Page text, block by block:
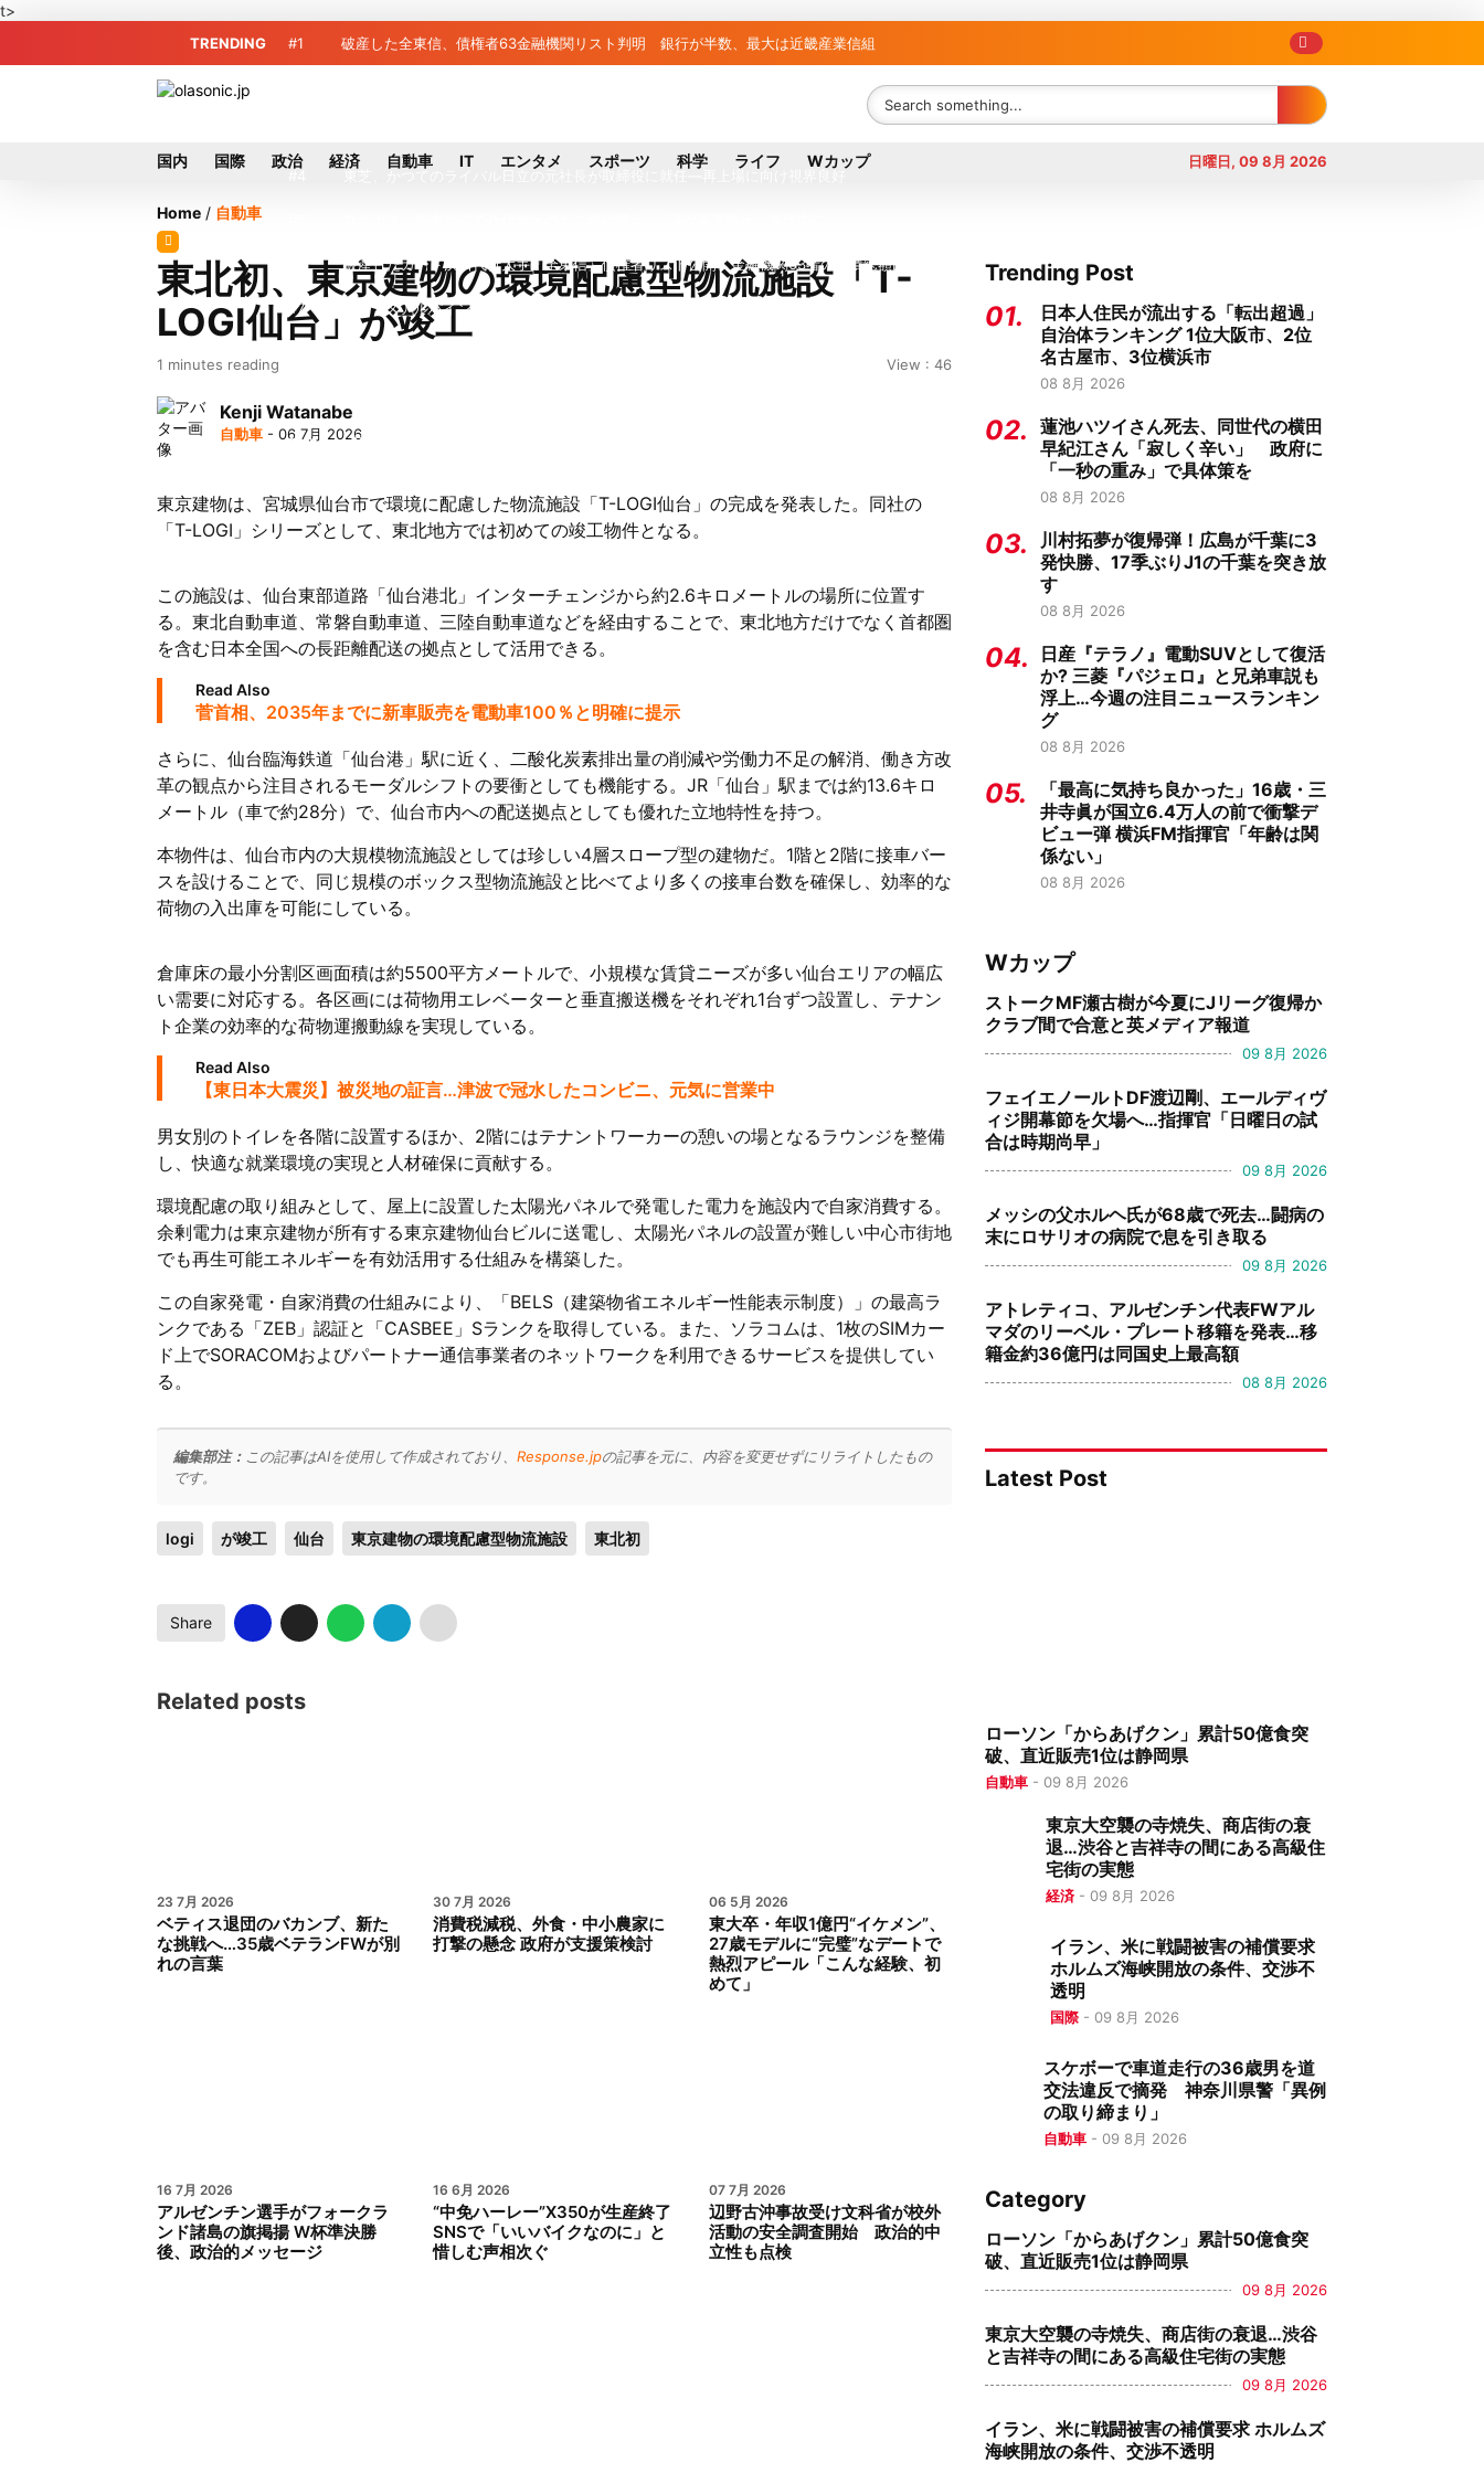
t>
TRENDING #1 破産した全東信、債権者63金融機関リスト判明 銀行が半数、最大は近畿産業信組
#6 破産したカード決済代行大手「全東信」債権者リスト公開、金融機関63者の負債総額は1151億円
#7 アルプスアルパイン、2026年8月1日付人事異動を発表
#10 窓破損で乗客の体が機外に吸い出される ギリシャ発航空機が緊急着陸
国内 国際 政治 経済 自動車 IT エンタメ スポーツ 科学 ライフ Wカップ 日曜日, 09 8月 2026
Home / 自動車
東北初、東京建物の環境配慮型物流施設「T-
LOGI仙台」が竣工
1 minutes reading View : 46
Kenji Watanabe
自動車 - 06 7月 2026
東京建物は、宮城県仙台市で環境に配慮した物流施設「T-LOGI仙台」の完成を発表した。同社の
「T-LOGI」シリーズとして、東北地方では初めての竣工物件となる。
この施設は、仙台東部道路「仙台港北」インターチェンジから約2.6キロメートルの場所に位置す
る。東北自動車道、常磐自動車道、三陸自動車道などを経由することで、東北地方だけでなく首都圏
を含む日本全国への長距離配送の拠点として活用できる。
Read Also
菅首相、2035年までに新車販売を電動車100％と明確に提示
さらに、仙台臨海鉄道「仙台港」駅に近く、二酸化炭素排出量の削減や労働力不足の解消、働き方改
革の観点から注目されるモーダルシフトの要衝としても機能する。JR「仙台」駅までは約13.6キロ
メートル（車で約28分）で、仙台市内への配送拠点としても優れた立地特性を持つ。
本物件は、仙台市内の大規模物流施設としては珍しい4層スロープ型の建物だ。1階と2階に接車バー
スを設けることで、同じ規模のボックス型物流施設と比べてより多くの接車台数を確保し、効率的な
荷物の入出庫を可能にしている。
倉庫床の最小分割区画面積は約5500平方メートルで、小規模な賃貸ニーズが多い仙台エリアの幅広
い需要に対応する。各区画には荷物用エレベーターと垂直搬送機をそれぞれ1台ずつ設置し、テナン
ト企業の効率的な荷物運搬動線を実現している。
Read Also
【東日本大震災】被災地の証言…津波で冠水したコンビニ、元気に営業中
男女別のトイレを各階に設置するほか、2階にはテナントワーカーの憩いの場となるラウンジを整備
し、快適な就業環境の実現と人材確保に貢献する。
環境配慮の取り組みとして、屋上に設置した太陽光パネルで発電した電力を施設内で自家消費する。
余剰電力は東京建物が所有する東京建物仙台ビルに送電し、太陽光パネルの設置が難しい中心市街地
でも再生可能エネルギーを有効活用する仕組みを構築した。
この自家発電・自家消費の仕組みにより、「BELS（建築物省エネルギー性能表示制度）」の最高ラ
ンクである「ZEB」認証と「CASBEE」Sランクを取得している。また、ソラコムは、1枚のSIMカー
ド上でSORACOMおよびパートナー通信事業者のネットワークを利用できるサービスを提供してい
る。
編集部注： この記事はAIを使用して作成されており、 Response.jpの記事を元に、内容を変更せずにリライトしたもの
です。
logi が竣工 仙台 東京建物の環境配慮型物流施設 東北初
Share
Related posts
23 7月 2026
ベティス退団のバカンブ、新た
な挑戦へ…35歳ベテランFWが別
れの言葉
30 7月 2026
消費税減税、外食・中小農家に
打撃の懸念 政府が支援策検討
06 5月 2026
東大卒・年収1億円“イケメン”、
27歳モデルに“完璧”なデートで
熱烈アピール「こんな経験、初
めて」
16 7月 2026
アルゼンチン選手がフォークラ
ンド諸島の旗掲揚 W杯準決勝
後、政治的メッセージ
16 6月 2026
“中免ハーレー”X350が生産終了
SNSで「いいバイクなのに」と
惜しむ声相次ぐ
07 7月 2026
辺野古沖事故受け文科省が校外
活動の安全調査開始 政治的中
立性も点検
Trending Post
01.
日本人住民が流出する「転出超過」
自治体ランキング 1位大阪市、2位
名古屋市、3位横浜市
08 8月 2026
02.
蓮池ハツイさん死去、同世代の横田
早紀江さん「寂しく辛い」 政府に
「一秒の重み」で具体策を
08 8月 2026
03.
川村拓夢が復帰弾！広島が千葉に3
発快勝、17季ぶりJ1の千葉を突き放
す
08 8月 2026
04.
日産『テラノ』電動SUVとして復活
か? 三菱『パジェロ』と兄弟車説も
浮上…今週の注目ニュースランキン
グ
08 8月 2026
05.
「最高に気持ち良かった」16歳・三
井寺眞が国立6.4万人の前で衝撃デ
ビュー弾 横浜FM指揮官「年齢は関
係ない」
08 8月 2026
Wカップ
ストークMF瀬古樹が今夏にJリーグ復帰か
クラブ間で合意と英メディア報道
09 8月 2026
フェイエノールトDF渡辺剛、エールディヴ
ィジ開幕節を欠場へ…指揮官「日曜日の試
合は時期尚早」
09 8月 2026
メッシの父ホルヘ氏が68歳で死去…闘病の
末にロサリオの病院で息を引き取る
09 8月 2026
アトレティコ、アルゼンチン代表FWアル
マダのリーベル・プレート移籍を発表…移
籍金約36億円は同国史上最高額
08 8月 2026
Latest Post
ローソン「からあげクン」累計50億食突
破、直近販売1位は静岡県
自動車 - 09 8月 2026
東京大空襲の寺焼失、商店街の衰
退…渋谷と吉祥寺の間にある高級住
宅街の実態
経済 -09 8月 2026
イラン、米に戦闘被害の補償要求
ホルムズ海峡開放の条件、交渉不
透明
国際- 09 8月 2026
スケボーで車道走行の36歳男を道
交法違反で摘発 神奈川県警「異例
の取り締まり」
自動車- 09 8月 2026
Category
ローソン「からあげクン」累計50億食突
破、直近販売1位は静岡県
09 8月 2026
東京大空襲の寺焼失、商店街の衰退…渋谷
と吉祥寺の間にある高級住宅街の実態
09 8月 2026
イラン、米に戦闘被害の補償要求 ホルムズ
海峡開放の条件、交渉不透明